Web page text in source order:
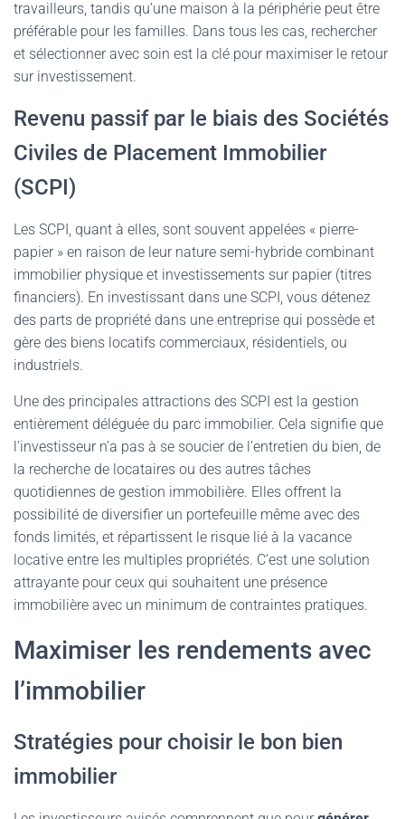
travailleurs, tandis qu’une maison à la périphérie peut être
préférable pour les familles. Dans tous les cas, rechercher
et sélectionner avec soin est la clé pour maximiser le retour
sur investissement.
Revenu passif par le biais des Sociétés
Civiles de Placement Immobilier
(SCPI)
Les SCPI, quant à elles, sont souvent appelées « pierre-
papier » en raison de leur nature semi-hybride combinant
immobilier physique et investissements sur papier (titres
financiers). En investissant dans une SCPI, vous détenez
des parts de propriété dans une entreprise qui possède et
gère des biens locatifs commerciaux, résidentiels, ou
industriels.
Une des principales attractions des SCPI est la gestion
entièrement déléguée du parc immobilier. Cela signifie que
l’investisseur n’a pas à se soucier de l’entretien du bien, de
la recherche de locataires ou des autres tâches
quotidiennes de gestion immobilière. Elles offrent la
possibilité de diversifier un portefeuille même avec des
fonds limités, et répartissent le risque lié à la vacance
locative entre les multiples propriétés. C’est une solution
attrayante pour ceux qui souhaitent une présence
immobilière avec un minimum de contraintes pratiques.
Maximiser les rendements avec
l’immobilier
Stratégies pour choisir le bon bien
immobilier